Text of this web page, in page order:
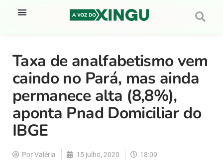
Taxa de analfabetismo vem
caindo no Pará, mas ainda
permanece alta (8,8%),
aponta Pnad Domiciliar do
IBGE
PorValéria 15 julho, 2020 18:09